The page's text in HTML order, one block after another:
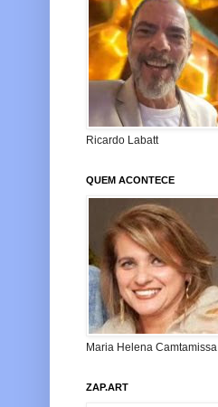
Ricardo Labatt
QUEM ACONTECE
Maria Helena Camtamissa
ZAP.ART